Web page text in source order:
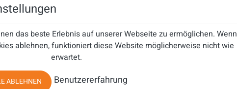
das beste Erlebnis auf unserer Webseite zu ermöglichen. Wenn
ablehnen, funktioniert diese Website möglicherweise nicht wie
erwartet.
ABLEHNEN Benutzererfahrung